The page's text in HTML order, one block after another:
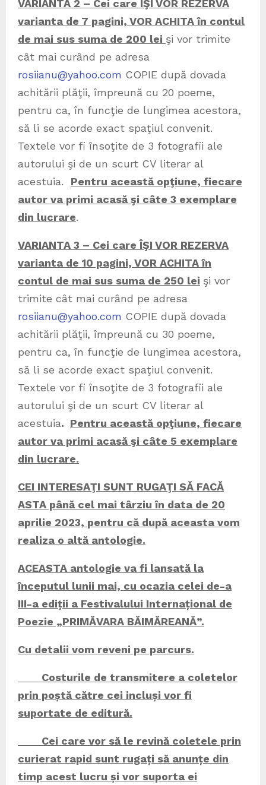
VARIANTA 2 – Cei care ÎŞI VOR REZERVA
varianta de 7 pagini, VOR ACHITA în contul
de mai sus suma de 200 lei şi vor trimite
cât mai curând pe adresa
rosiianu@yahoo.com COPIE după dovada
achitării plăţii, împreună cu 20 poeme,
pentru ca, în funcţie de lungimea acestora,
să li se acorde exact spaţiul convenit.
Textele vor fi însoţite de 3 fotografii ale
autorului şi de un scurt CV literar al
acestuia. Pentru această opţiune, fiecare
autor va primi acasă şi câte 3 exemplare
din lucrare.
VARIANTA 3 – Cei care ÎŞI VOR REZERVA
varianta de 10 pagini, VOR ACHITA în
contul de mai sus suma de 250 lei şi vor
trimite cât mai curând pe adresa
rosiianu@yahoo.com COPIE după dovada
achitării plăţii, împreună cu 30 poeme,
pentru ca, în funcţie de lungimea acestora,
să li se acorde exact spaţiul convenit.
Textele vor fi însoţite de 3 fotografii ale
autorului şi de un scurt CV literar al
acestuia. Pentru această opţiune, fiecare
autor va primi acasă şi câte 5 exemplare
din lucrare.
CEI INTERESAŢI SUNT RUGAŢI SĂ FACĂ
ASTA până cel mai târziu în data de 20
aprilie 2023, pentru că după aceasta vom
realiza o altă antologie.
ACEASTA antologie va fi lansată la
începutul lunii mai, cu ocazia celei de-a
III-a ediții a Festivalului Internațional de
Poezie „PRIMĂVARA BĂIMĂREANĂ”.
Cu detalii vom reveni pe parcurs.
Costurile de transmitere a coletelor
prin poștă către cei incluși vor fi
suportate de editură.
Cei care vor să le revină coletele prin
curierat rapid sunt rugați să anunțe din
timp acest lucru și vor suporta ei